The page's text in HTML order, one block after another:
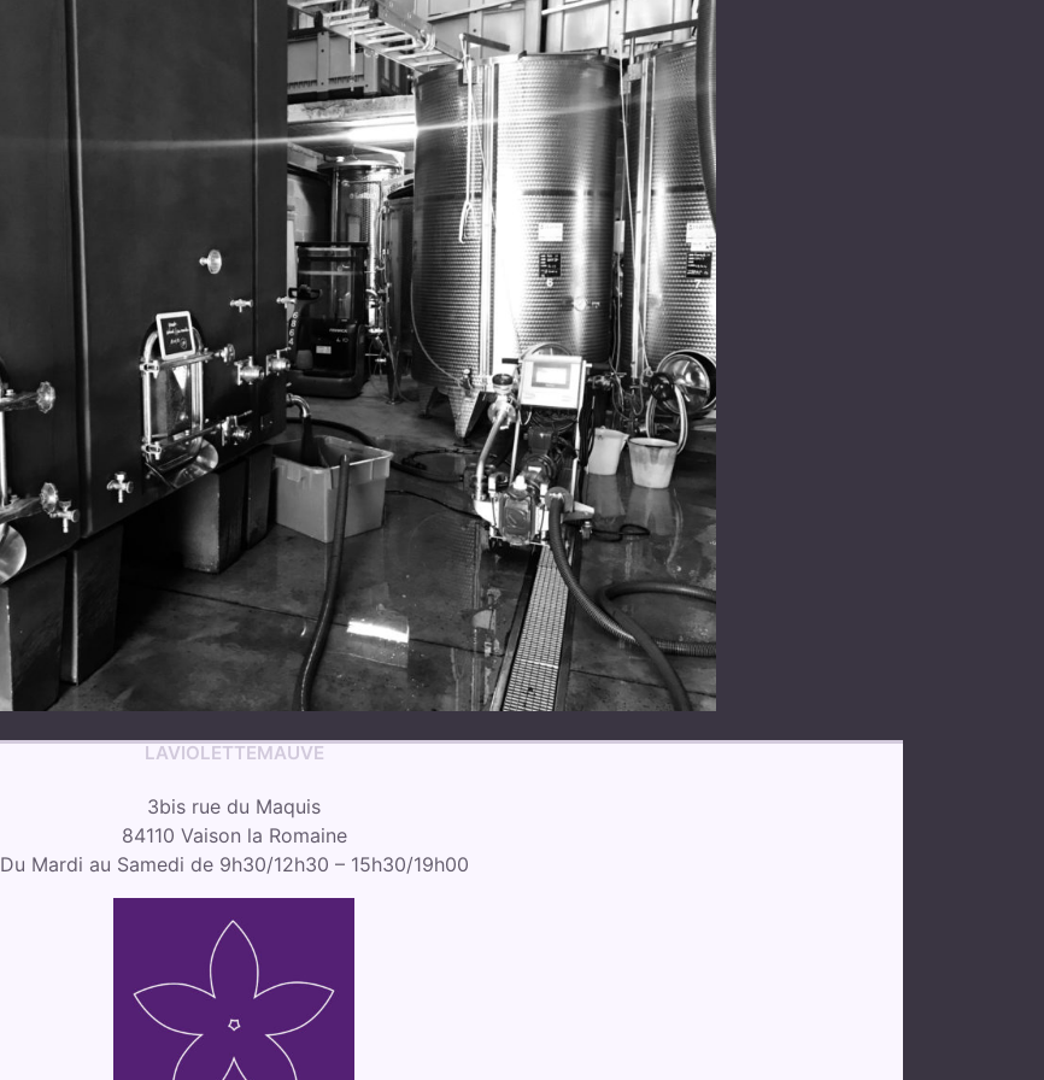
LAVIOLETTEMAUVE
3bis rue du Maquis
84110 Vaison la Romaine
Du Mardi au Samedi de 9h30/12h30 – 15h30/19h00